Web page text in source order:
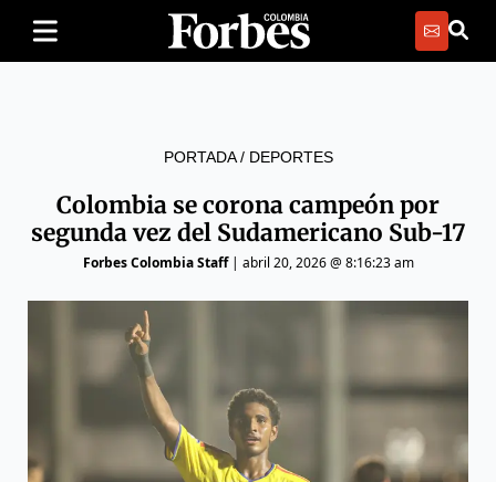
PORTADA/ DEPORTES
Colombia se corona campeón por
segunda vez del Sudamericano Sub-17
Forbes Colombia Staff| abril 20, 2026 @ 8:16:23 am